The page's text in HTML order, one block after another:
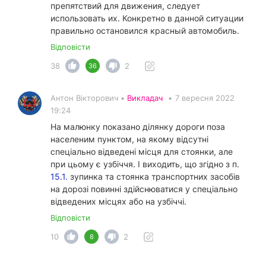
препятствий для движения, следует
использовать их. Конкретно в данной ситуации
правильно остановился красный автомобиль.
Відповісти
38
36 2
Антон Вікторович • Викладач • 7 вересня 2022
19:24
На малюнку показано ділянку дороги поза
населеним пунктом, на якому відсутні
спеціально відведені місця для стоянки, але
при цьому є узбіччя. І виходить, що згідно з п.
15.1. зупинка та стоянка транспортних засобів
на дорозі повинні здійснюватися у спеціально
відведених місцях або на узбіччі.
Відповісти
10
8 2